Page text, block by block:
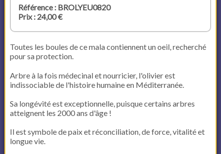
Référence : BROLYEU0820
Prix : 24,00 €
Toutes les boules de ce mala contiennent un oeil, recherché
pour sa protection.
Arbre à la fois médecinal et nourricier, l'olivier est
indissociable de l'histoire humaine en Méditerranée.
Sa longévité est exceptionnelle, puisque certains arbres
atteignent les 2000 ans d'âge !
Il est symbole de paix et réconciliation, de force, vitalité et
longue vie.